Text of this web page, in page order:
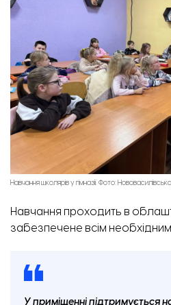
Навчання школярів у гімназії. Фото:
Навчання проходить в
забезпечене всім
У приміщенні підтримується